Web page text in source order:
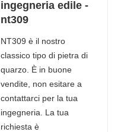
ingegneria edile -
nt309
NT309 è il nostro
classico tipo di pietra di
quarzo. È in buone
vendite, non esitare a
contattarci per la tua
ingegneria. La tua
richiesta è